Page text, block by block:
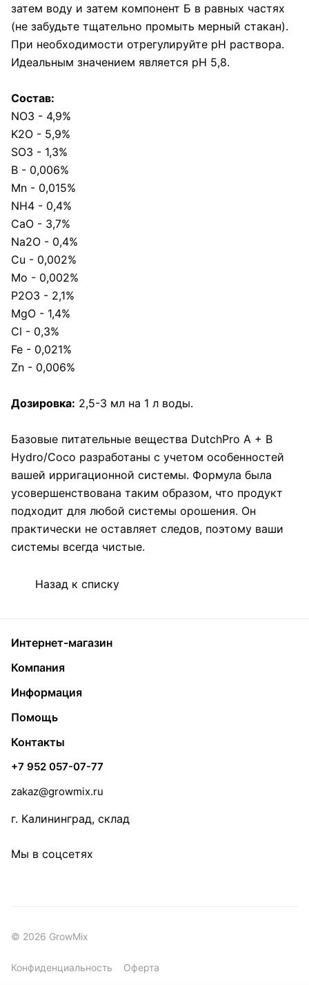
затем воду и затем компонент Б в равных частях
(не забудьте тщательно промыть мерный стакан).
При необходимости отрегулируйте рН раствора.
Идеальным значением является рН 5,8.
Состав:
NO3 - 4,9%
K2O - 5,9%
SO3 - 1,3%
B - 0,006%
Mn - 0,015%
NH4 - 0,4%
CaO - 3,7%
Na2O - 0,4%
Cu - 0,002%
Mo - 0,002%
P2O3 - 2,1%
MgO - 1,4%
Cl - 0,3%
Fe - 0,021%
Zn - 0,006%
Дозировка: 2,5-3 мл на 1 л воды.
Базовые питательные вещества DutchPro A + B
Hydro/Coco разработаны с учетом особенностей
вашей ирригационной системы. Формула была
усовершенствована таким образом, что продукт
подходит для любой системы орошения. Он
практически не оставляет следов, поэтому ваши
системы всегда чистые.
Назад к списку
Интернет-магазин
Компания
Информация
Помощь
Контакты
+7 952 057-07-77
zakaz@growmix.ru
г. Калининград, склад
Мы в соцсетях
© 2026 GrowMix
Конфиденциальность Оферта